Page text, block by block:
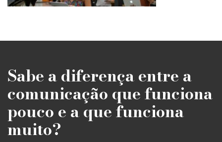
Sabe a diferença entre a
comunicação que funciona
pouco e a que funciona
muito?